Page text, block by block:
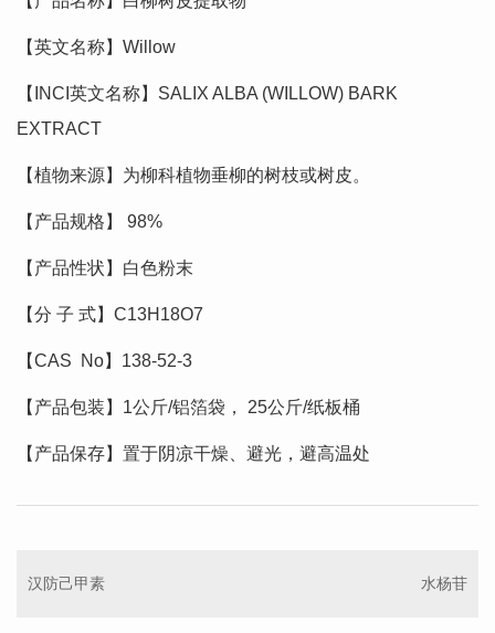
【英文名称】Willow
【INCI英文名称】SALIX ALBA (WILLOW) BARK
EXTRACT
【植物来源】为柳科植物垂柳的树枝或树皮。
【产品规格】 98%
【产品性状】白色粉末
【分 子 式】C13H18O7
【CAS No】138-52-3
【产品包装】1公斤/铝箔袋， 25公斤/纸板桶
【产品保存】置于阴凉干燥、避光，避高温处
汉防己甲素 水杨苷